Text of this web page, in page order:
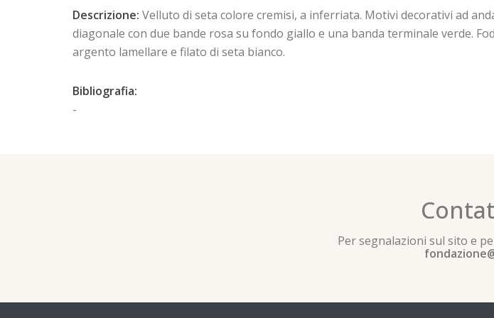
Descrizione: Velluto di seta colore cremisi, a inferriata. Motivi decorativi ad
diagonale con due bande rosa su fondo giallo e una banda terminale verde.
argento lamellare e filato di seta bianco.
Bibliografia:
-
Per segnalazioni sul sito e